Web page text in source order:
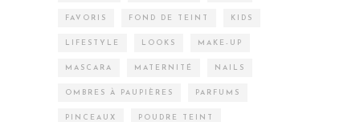
FAVORIS FOND DE TEINT KIDS
LIFESTYLE LOOKS MAKE-UP
MASCARA MATERNITÉ NAILS
OMBRES À PAUPIÈRES PARFUMS
PINCEAUX POUDRE TEINT